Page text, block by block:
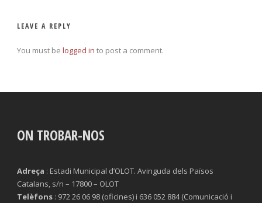
LEAVE A REPLY
You must be logged in to post a comment.
ON TROBAR-NOS
Adreça : Estadi Municipal d’OLOT. Avinguda dels Països
Catalans, s/n – 17800 – OLOT
Telèfons : 972 26 06 98 (oficines) i 636 052 884 (Comunicació i